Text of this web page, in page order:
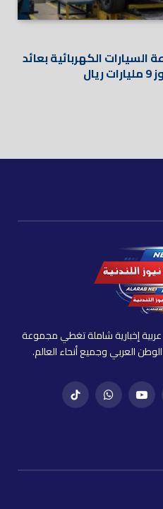
الكهربائية بعائد
إخبارية شاملة تغطي مجموعة
العربي وجميع أنحاء العالم.
يوتيوب واتساب تيك